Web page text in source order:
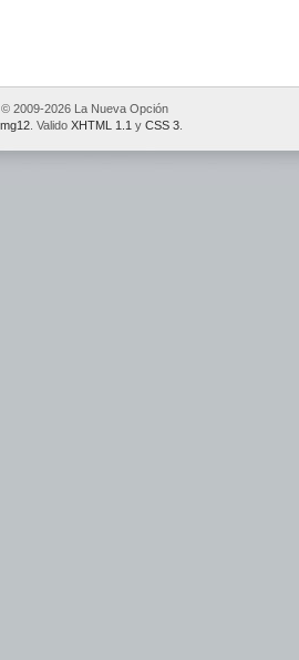
2009-2026 La Nueva Opción
mg12 . Valido XHTML 1.1 y CSS 3